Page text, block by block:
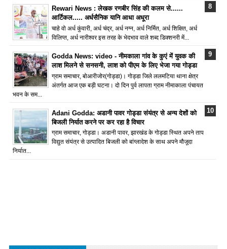
Rewari News : लेखक रणबीर सिंह की कलम से......
आर्टिकल..... अर्धसैनिक यानि आधा अधूरा
चाहे वो अर्ध कुंवारी, अर्ध चंद्र, अर्ध नग्न, अर्ध निर्मित, अर्ध शिक्षित, अर्ध
विलिप्त, अर्ध नारीश्वर इस तरह के भेदभाव वाले शब्द डिक्शनरी में...
Godda News: video - नीमकाला गांव के कुएं में युवक की
लाश मिलने से सनसनी, लाश को पीएम के लिए भेजा गया गोड्डा
ग्राम समाचार, बोआरीजोर(गोड्डा)। गोड्डा जिले ललमटिया थाना क्षेत्र
अंतर्गत आज एक बड़ी घटना। दो दिन पुर्व लापता ग्राम नीमाकाला पंचायत
भवन के सम...
Adani Godda: अडानी पावर गोड्डा संयंत्र से अन्य देशों को
बिजली निर्यात करने पर कर रहा है विचार
ग्राम समाचार, गोड्डा। अडानी पावर, झारखंड के गोड्डा स्थित अपने ताप
विद्युत संयंत्र से उत्पादित बिजली को बांग्लादेश के साथ अपने मौजूदा
निर्यात...